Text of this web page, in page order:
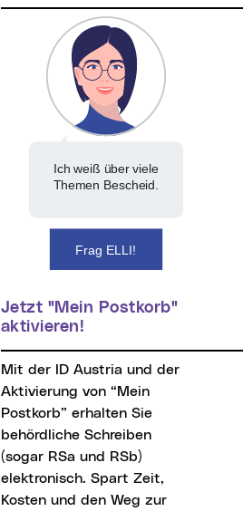
Ich weiß über viele
Themen Bescheid.
Frag ELLI!
Jetzt "Mein Postkorb"
aktivieren!
Mit der ID Austria und der
Aktivierung von “Mein
Postkorb” erhalten Sie
behördliche Schreiben
(sogar RSa und RSb)
elektronisch. Spart Zeit,
Kosten und den Weg zur